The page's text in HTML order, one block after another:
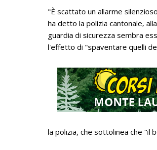
"È scattato un allarme
ha detto la polizia cantonale,
guardia di sicurezza sembra
l'effetto di "spaventare quelli
la polizia, che sottolinea che "il